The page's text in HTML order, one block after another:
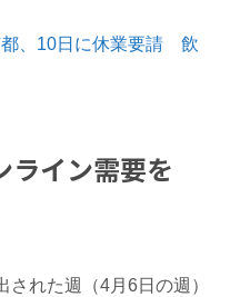
、10日に休業要請 飲
ライン需要を
れた週（4月6日の週）